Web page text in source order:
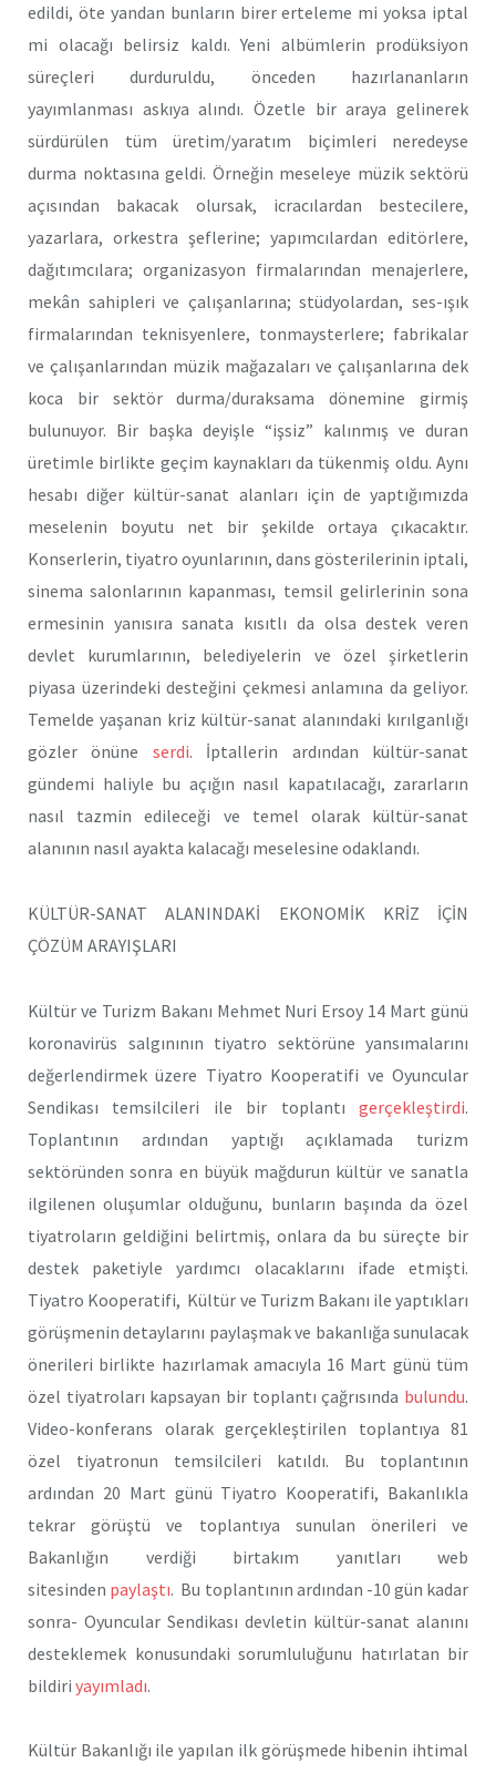
edildi, öte yandan bunların birer erteleme mi yoksa iptal
mi olacağı belirsiz kaldı. Yeni albümlerin prodüksiyon
süreçleri durduruldu, önceden hazırlananların
yayımlanması askıya alındı. Özetle bir araya gelinerek
sürdürülen tüm üretim/yaratım biçimleri neredeyse
durma noktasına geldi. Örneğin meseleye müzik sektörü
açısından bakacak olursak, icracılardan bestecilere,
yazarlara, orkestra şeflerine; yapımcılardan editörlere,
dağıtımcılara; organizasyon firmalarından menajerlere,
mekân sahipleri ve çalışanlarına; stüdyolardan, ses-ışık
firmalarından teknisyenlere, tonmaysterlere; fabrikalar
ve çalışanlarından müzik mağazaları ve çalışanlarına dek
koca bir sektör durma/duraksama dönemine girmiş
bulunuyor. Bir başka deyişle “işsiz” kalınmış ve duran
üretimle birlikte geçim kaynakları da tükenmiş oldu. Aynı
hesabı diğer kültür-sanat alanları için de yaptığımızda
meselenin boyutu net bir şekilde ortaya çıkacaktır.
Konserlerin, tiyatro oyunlarının, dans gösterilerinin iptali,
sinema salonlarının kapanması, temsil gelirlerinin sona
ermesinin yanısıra sanata kısıtlı da olsa destek veren
devlet kurumlarının, belediyelerin ve özel şirketlerin
piyasa üzerindeki desteğini çekmesi anlamına da geliyor.
Temelde yaşanan kriz kültür-sanat alanındaki kırılganlığı
gözler önüne serdi. İptallerin ardından kültür-sanat
gündemi haliyle bu açığın nasıl kapatılacağı, zararların
nasıl tazmin edileceği ve temel olarak kültür-sanat
alanının nasıl ayakta kalacağı meselesine odaklandı.
KÜLTÜR-SANAT ALANINDAKİ EKONOMİK KRİZ İÇİN
ÇÖZÜM ARAYIŞLARI
Kültür ve Turizm Bakanı Mehmet Nuri Ersoy 14 Mart günü
koronavirüs salgınının tiyatro sektörüne yansımalarını
değerlendirmek üzere Tiyatro Kooperatifi ve Oyuncular
Sendikası temsilcileri ile bir toplantı gerçekleştirdi.
Toplantının ardından yaptığı açıklamada turizm
sektöründen sonra en büyük mağdurun kültür ve sanatla
ilgilenen oluşumlar olduğunu, bunların başında da özel
tiyatroların geldiğini belirtmiş, onlara da bu süreçte bir
destek paketiyle yardımcı olacaklarını ifade etmişti.
Tiyatro Kooperatifi, Kültür ve Turizm Bakanı ile yaptıkları
görüşmenin detaylarını paylaşmak ve bakanlığa sunulacak
önerileri birlikte hazırlamak amacıyla 16 Mart günü tüm
özel tiyatroları kapsayan bir toplantı çağrısında bulundu.
Video-konferans olarak gerçekleştirilen toplantıya 81
özel tiyatronun temsilcileri katıldı. Bu toplantının
ardından 20 Mart günü Tiyatro Kooperatifi, Bakanlıkla
tekrar görüştü ve toplantıya sunulan önerileri ve
Bakanlığın verdiği birtakım yanıtları web
sitesinden paylaştı. Bu toplantının ardından -10 gün kadar
sonra- Oyuncular Sendikası devletin kültür-sanat alanını
desteklemek konusundaki sorumluluğunu hatırlatan bir
bildiri yayımladı.
Kültür Bakanlığı ile yapılan ilk görüşmede hibenin ihtimal